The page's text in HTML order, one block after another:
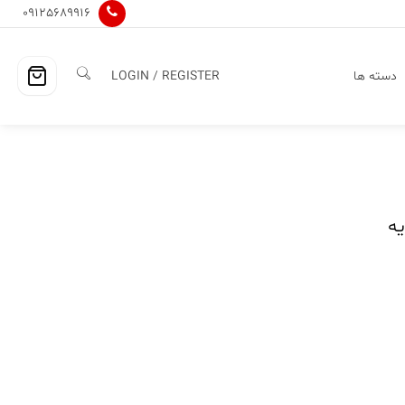
09125689916
دسته ها LOGIN / REGISTER